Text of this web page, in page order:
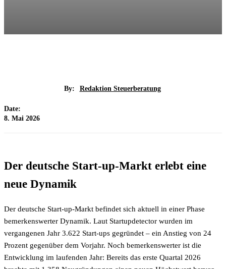
By: Redaktion Steuerberatung
Date:
8. Mai 2026
Der deutsche Start-up-Markt erlebt eine
neue Dynamik
Der deutsche Start-up-Markt befindet sich aktuell in einer Phase
bemerkenswerter Dynamik. Laut Startupdetector wurden im
vergangenen Jahr 3.622 Start-ups gegründet – ein Anstieg von 24
Prozent gegenüber dem Vorjahr. Noch bemerkenswerter ist die
Entwicklung im laufenden Jahr: Bereits das erste Quartal 2026